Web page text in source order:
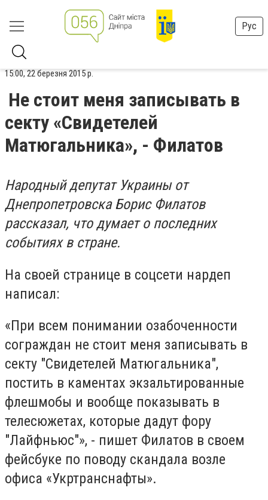
Рус
15:00, 22 березня 2015 р.
Не стоит меня записывать в
секту «Свидетелей
Матюгальника», - Филатов
Народный депутат Украины от
Днепропетровска Борис Филатов
рассказал, что думает о последних
событиях в стране.
На своей странице в соцсети нардеп
написал:
«При всем понимании озабоченности
сограждан не стоит меня записывать в
секту "Свидетелей Матюгальника",
постить в каментах экзальтированные
флешмобы и вообще показывать в
телесюжетах, которые дадут фору
"Лайфньюс"», - пишет Филатов в своем
фейсбуке по поводу скандала возле
офиса «Укртранснафты».